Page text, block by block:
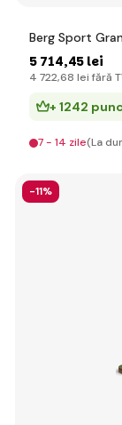
Berg Sport
5 714,45 lei
4 722,68 lei fără
+ 1242
7 - 14 zile(La
-11%